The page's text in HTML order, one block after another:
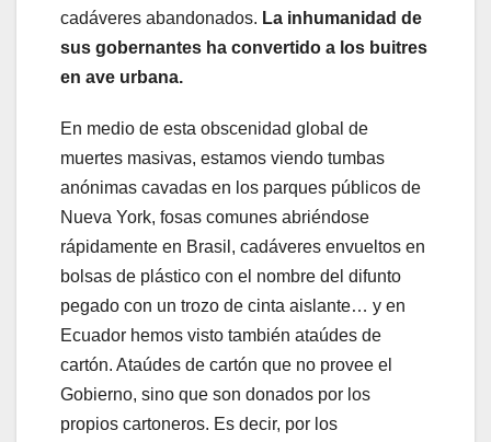
cadáveres abandonados. La inhumanidad de
sus gobernantes ha convertido a los buitres
en ave urbana.
En medio de esta obscenidad global de
muertes masivas, estamos viendo tumbas
anónimas cavadas en los parques públicos de
Nueva York, fosas comunes abriéndose
rápidamente en Brasil, cadáveres envueltos en
bolsas de plástico con el nombre del difunto
pegado con un trozo de cinta aislante… y en
Ecuador hemos visto también ataúdes de
cartón. Ataúdes de cartón que no provee el
Gobierno, sino que son donados por los
propios cartoneros. Es decir, por los